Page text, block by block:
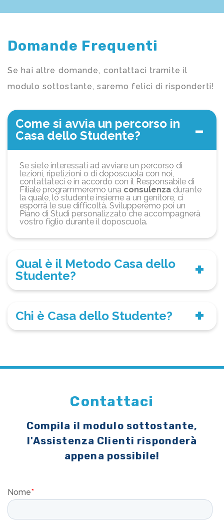
Domande Frequenti
Se hai altre domande, contattaci tramite il
modulo sottostante, saremo felici di risponderti!
Come si avvia un percorso in
Casa dello Studente?
Se siete interessati ad avviare un percorso di
lezioni, ripetizioni o di doposcuola con noi,
contattateci e in accordo con il Responsabile di
Filiale programmeremo una consulenza durante
la quale, lo studente insieme a un genitore, ci
esporrà le sue difficoltà. Svilupperemo poi un
Piano di Studi personalizzato che accompagnerà
vostro figlio durante il doposcuola.
Qual è il Metodo Casa dello
Studente?
Chi è Casa dello Studente?
Contattaci
Compila il modulo sottostante,
l'Assistenza Clienti risponderà
appena possibile!